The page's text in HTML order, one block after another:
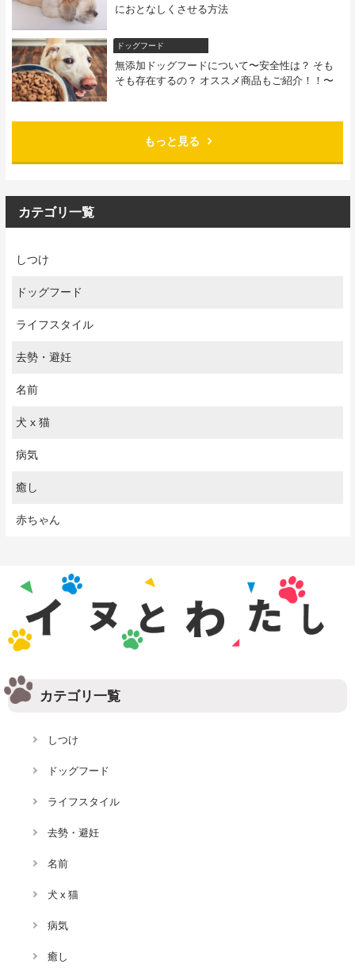
におとなしくさせる方法
ドッグフード
無添加ドッグフードについて〜安全性は？ そも
そも存在するの？ オススメ商品もご紹介！！〜
もっと見る
カテゴリ一覧
しつけ
ドッグフード
ライフスタイル
去勢・避妊
名前
犬 x 猫
病気
癒し
赤ちゃん
カテゴリ一覧
しつけ
ドッグフード
ライフスタイル
去勢・避妊
名前
犬 x 猫
病気
癒し